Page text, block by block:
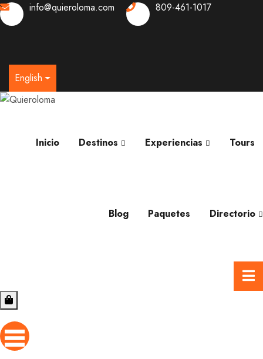
info@quieroloma.com 809-461-1017
English
Inicio Destinos Experiencias Tours
Blog Paquetes Directorio